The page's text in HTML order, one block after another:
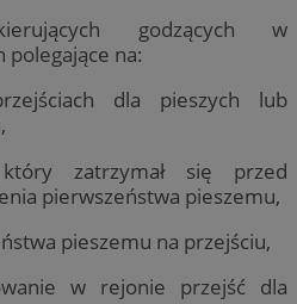
godzących w
polegające na:
dla pieszych lub
zatrzymał się przed
pierwszeństwa pieszemu,
pieszemu na przejściu,
w rejonie przejść dla